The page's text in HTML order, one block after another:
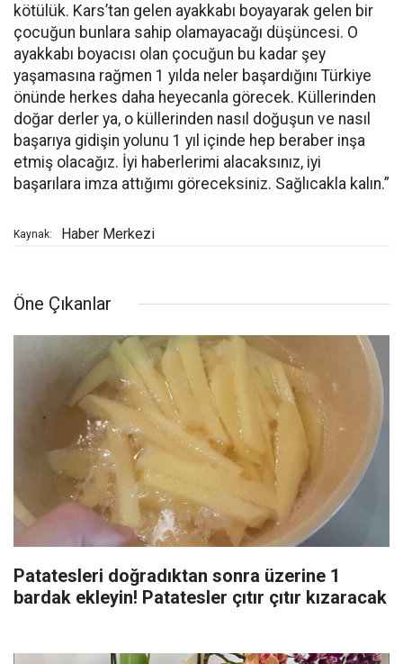
kötülük. Kars’tan gelen ayakkabı boyayarak gelen bir
çocuğun bunlara sahip olamayacağı düşüncesi. O
ayakkabı boyacısı olan çocuğun bu kadar şey
yaşamasına rağmen 1 yılda neler başardığını Türkiye
önünde herkes daha heyecanla görecek. Küllerinden
doğar derler ya, o küllerinden nasıl doğuşun ve nasıl
başarıya gidişin yolunu 1 yıl içinde hep beraber inşa
etmiş olacağız. İyi haberlerimi alacaksınız, iyi
başarılara imza attığımı göreceksiniz. Sağlıcakla kalın.”
Kaynak: Haber Merkezi
Öne Çıkanlar
Patatesleri doğradıktan sonra üzerine 1
bardak ekleyin! Patatesler çıtır çıtır kızaracak